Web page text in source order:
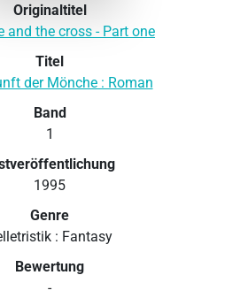
Originaltitel
and the cross - Part one
Titel
der Mönche : Roman
Band
1
1995
Genre
: Fantasy
Bewertung
-